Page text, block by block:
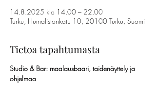
14.8.2025 klo 14.00 – 22.00
Turku, Humalistonkatu 10, 20100 Turku, Suomi
Tietoa tapahtumasta
Studio & Bar: maalausbaari, taidenäyttely ja
ohjelmaa